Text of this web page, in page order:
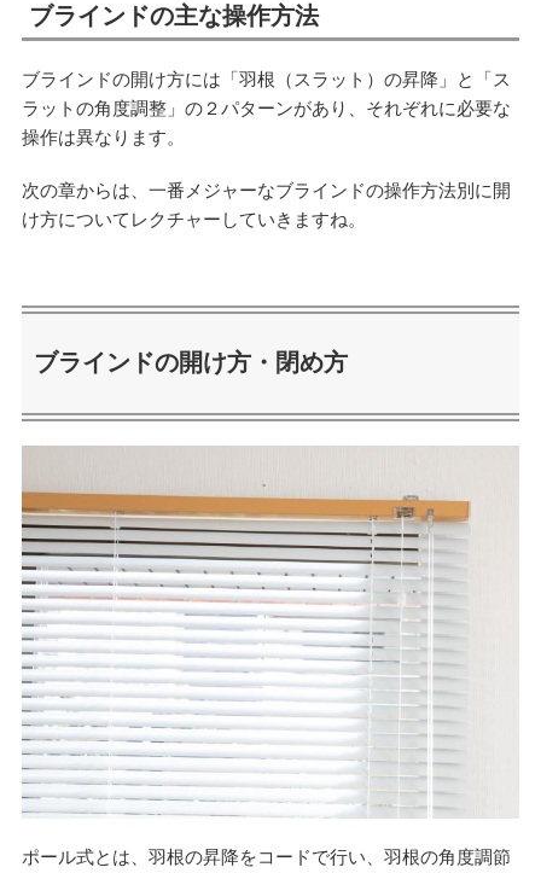
ブラインドの主な操作方法
ブラインドの開け方には「羽根（スラット）の昇降」と「ス
ラットの角度調整」の２パターンがあり、それぞれに必要な
操作は異なります。
次の章からは、一番メジャーなブラインドの操作方法別に開
け方についてレクチャーしていきますね。
ブラインドの開け方・閉め方
ポール式とは、羽根の昇降をコードで行い、羽根の角度調節